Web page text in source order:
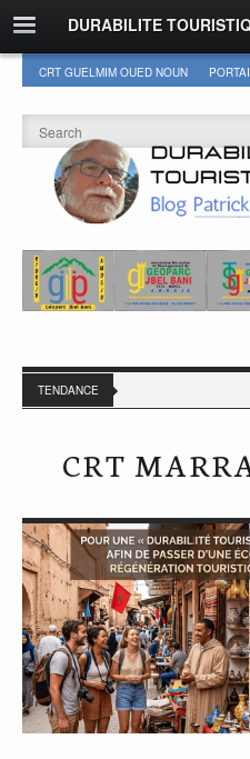
DURABILITE
CRT GUELMIM OUED NOUN
TENDANCE
CRT